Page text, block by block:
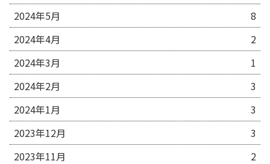
2024年5月
8
2024年4月
2
2024年3月
1
2024年2月
3
2024年1月
3
2023年12月
3
2023年11月
2